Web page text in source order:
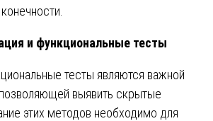
и функциональные тесты
тесты являются важной
выявить скрытые
этих методов необходимо для